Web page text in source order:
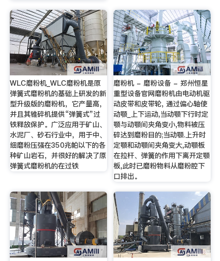
WLC磨粉机_WLC磨粉机是原
弹簧式磨粉机的基础上研发的新
型升级版的磨粉机，它产量高，
并且其锥碎机提供“弹簧式”过
铁释放保护。广泛应用于矿山、
水泥厂、砂石行业中，用于中、
细磨粉压强在350兆帕以下的各
种矿山岩石，并很好的解决了原
弹簧式磨粉机的在过铁
磨粉机 - 磨粉设备 - 郑州恒星
重型设备官网磨粉机由电动机驱
动皮带和皮带轮, 通过偏心轴使
动颚_上下运动,当动颚下行时定
颚与动颚间夹角变小,物料被压
碎达到磨粉目的;当动颚.上升时
定颚和动颚间夹角变大,动颚板
在拉杆、弹簧的作用下离开定颚
板,此时已磨粉物料从磨粉腔下
口排出。